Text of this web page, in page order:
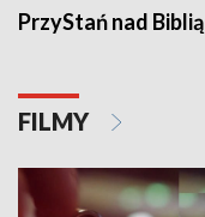
PrzyStań nad Biblią
FILMY